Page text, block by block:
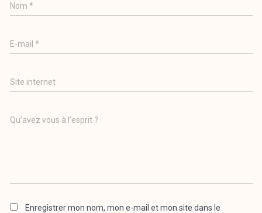
Nom*
E-mail*
Site internet
Qu’avez vous à l’esprit ?
Enregistrer mon nom, mon e-mail et mon site dans le